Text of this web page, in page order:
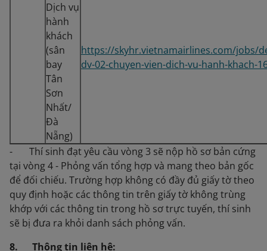
Dịch vụ
hành
khách
(sân
bay
Tân
Sơn
Nhất/
Đà
Nẵng)
https://skyhr.vietnamairlines.com/jobs/
dv-02-chuyen-vien-dich-vu-hanh-khach-
- Thí sinh đạt yêu cầu vòng 3 sẽ nộp hồ sơ bản cứng
tại vòng 4 - Phỏng vấn tổng hợp và mang theo bản gốc
để đối chiếu. Trường hợp không có đầy đủ giấy tờ theo
quy định hoặc các thông tin trên giấy tờ không trùng
khớp với các thông tin trong hồ sơ trực tuyến, thí sinh
sẽ bị đưa ra khỏi danh sách phỏng vấn.
8. Thông tin liên hệ: